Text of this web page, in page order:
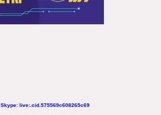
Skype: live:.cid.575569c608265c69